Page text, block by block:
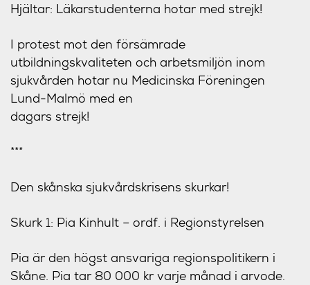
Hjältar: Läkarstudenterna hotar med strejk!
I protest mot den försämrade
utbildningskvaliteten och arbetsmiljön inom
sjukvården hotar nu Medicinska Föreningen
Lund-Malmö med en
dagars strejk!
***
Den skånska sjukvårdskrisens skurkar!
Skurk 1: Pia Kinhult – ordf. i Regionstyrelsen
Pia är den högst ansvariga regionspolitikern i
Skåne. Pia tar 80 000 kr varje månad i arvode.